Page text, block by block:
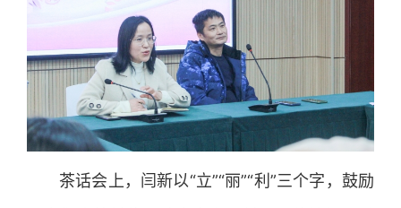
茶话会上，闫新以“立”“丽”“利”三个字，鼓励